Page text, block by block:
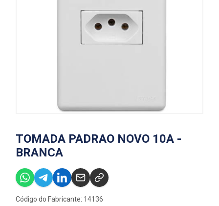
TOMADA PADRAO NOVO 10A -
BRANCA
Código do Fabricante: 14136